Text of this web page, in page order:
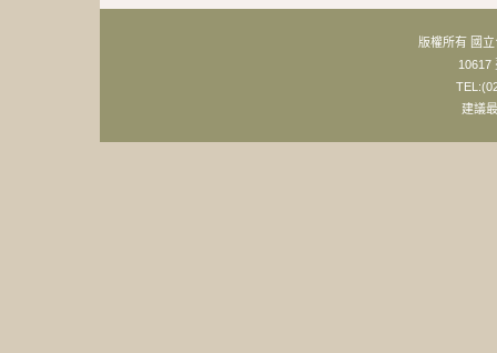
版權所有 國
10617
建議